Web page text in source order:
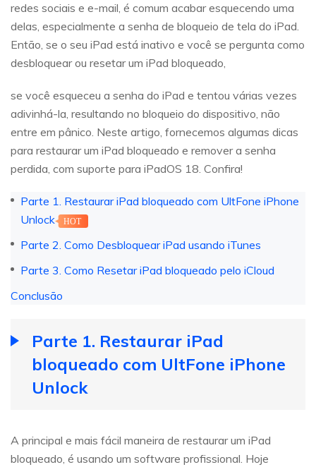
redes sociais e e-mail, é comum acabar esquecendo uma
delas, especialmente a senha de bloqueio de tela do iPad.
Então, se o seu iPad está inativo e você se pergunta como
desbloquear ou resetar um iPad bloqueado,
se você esqueceu a senha do iPad e tentou várias vezes
adivinhá-la, resultando no bloqueio do dispositivo, não
entre em pânico. Neste artigo, fornecemos algumas dicas
para restaurar um iPad bloqueado e remover a senha
perdida, com suporte para iPadOS 18. Confira!
Parte 1. Restaurar iPad bloqueado com UltFone iPhone
Unlock
HOT
Parte 2. Como Desbloquear iPad usando iTunes
Parte 3. Como Resetar iPad bloqueado pelo iCloud
Conclusão
Parte 1. Restaurar iPad
bloqueado com UltFone iPhone
Unlock
A principal e mais fácil maneira de restaurar um iPad
bloqueado, é usando um software profissional. Hoje